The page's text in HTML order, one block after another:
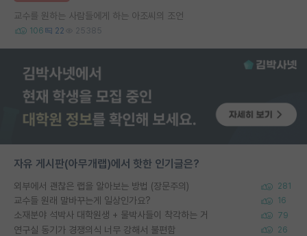
교수를 원하는 사람들에게 하는 아조씨의 조언
106 22 25385
자유 게시판(아무개랩)에서 핫한 인기글은?
외부에서 괜찮은 랩을 알아보는 방법 (장문주의) 281
교수들 원래 말바꾸는게 일상인가요? 16
소재분야 석박사 대학원생 + 물박사들이 착각하는 거 79
연구실 동기가 경쟁의식 너무 강해서 불편함 26